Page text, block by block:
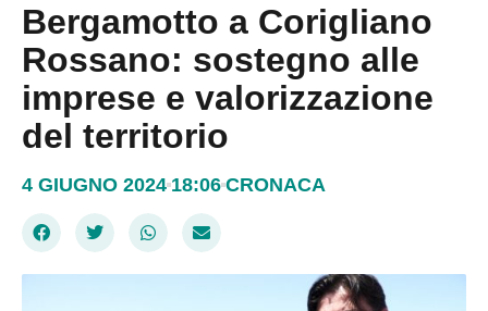
Bergamotto a Corigliano
Rossano: sostegno alle
imprese e valorizzazione
del territorio
4 GIUGNO 2024 18:06 CRONACA